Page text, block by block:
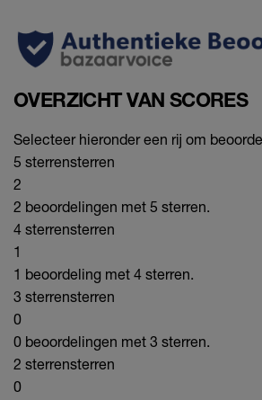
OVERZICHT VAN SCORES
Selecteer hieronder een rij om
5 sterrensterren
2
2 beoordelingen met 5 sterren.
4 sterrensterren
1
1 beoordeling met 4 sterren.
3 sterrensterren
0
0 beoordelingen met 3 sterren.
2 sterrensterren
0